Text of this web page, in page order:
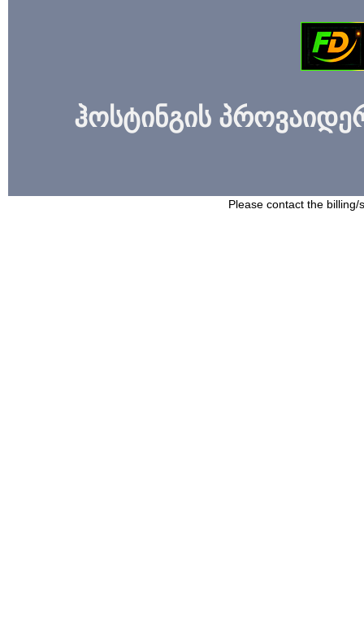
ჰოსტინგის
Please contact the